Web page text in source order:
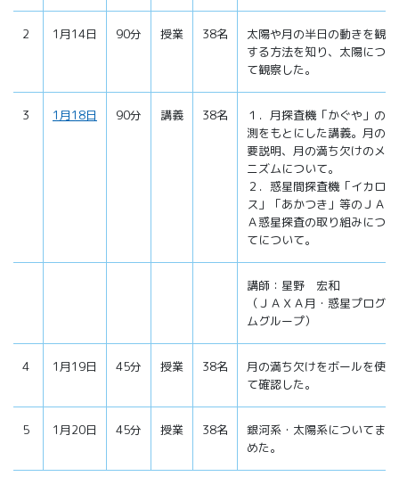
2 1月14日 90分 授業 38名
太陽や月の半日の動きを観察
する方法を知り、太陽につい
て観察した。
3 1月18日 90分 講義 38名
１．月探査機「かぐや」の観
測をもとにした講義。月の概
要説明、月の満ち欠けのメカ
ニズムについて。
２．惑星間探査機「イカロ
ス」「あかつき」等のＪＡＸ
Ａ惑星探査の取り組みについ
てについて。
講師：星野 宏和
（ＪＡＸＡ月・惑星プログラ
ムグループ）
4 1月19日 45分 授業 38名
月の満ち欠けをボールを使っ
て確認した。
5 1月20日 45分 授業 38名
銀河系・太陽系についてまと
めた。